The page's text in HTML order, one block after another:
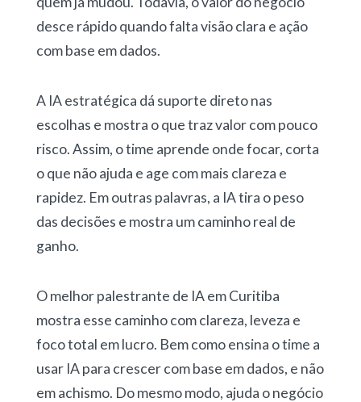
desce rápido quando falta visão clara e ação
com base em dados.
A IA estratégica dá suporte direto nas
escolhas e mostra o que traz valor com pouco
risco. Assim, o time aprende onde focar, corta
o que não ajuda e age com mais clareza e
rapidez. Em outras palavras, a IA tira o peso
das decisões e mostra um caminho real de
ganho.
O melhor palestrante de IA em Curitiba
mostra esse caminho com clareza, leveza e
foco total em lucro. Bem como ensina o time a
usar IA para crescer com base em dados, e não
em achismo. Do mesmo modo, ajuda o negócio